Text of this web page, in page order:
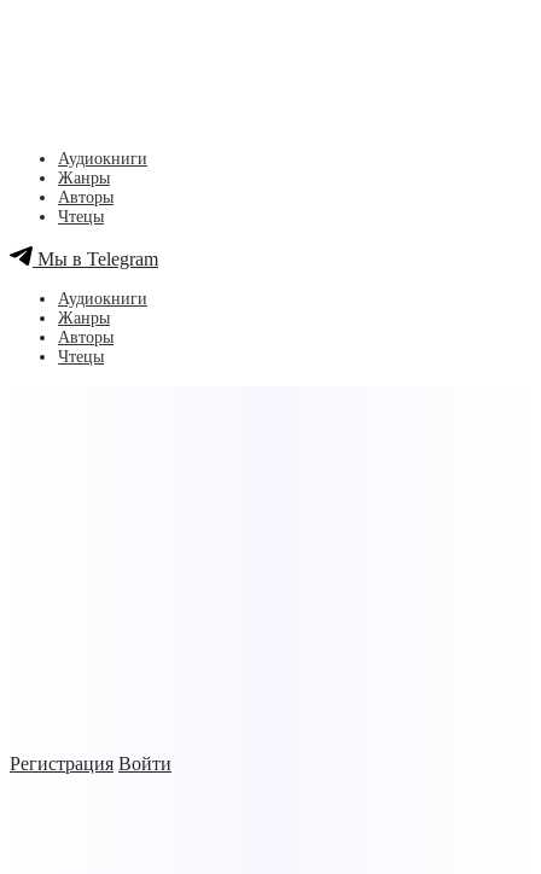
Регистрация Войти
Аудиокниги
Жанры
Авторы
Чтецы
Мы в Telegram
Аудиокниги
Жанры
Авторы
Чтецы